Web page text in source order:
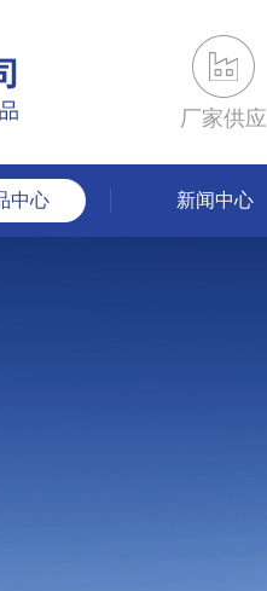
厂家供应
中心 新闻中心